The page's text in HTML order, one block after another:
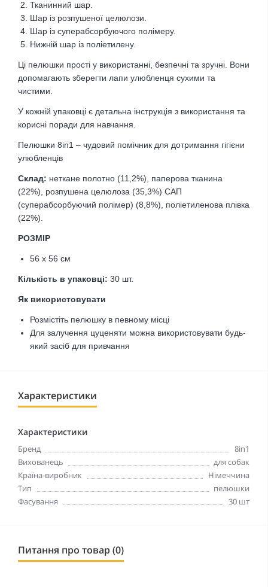
Тканинний шар.
Шар із розпушеної целюлози.
Шар із суперабсорбуючого полімеру.
Нижній шар із поліетилену.
Ці пелюшки прості у використанні, безпечні та зручні. Вони
допомагають зберегти лапи улюбленця сухими та
чистими.
У кожній упаковці є детальна інструкція з використання та
корисні поради для навчання.
Пелюшки 8in1 – чудовий помічник для дотримання гігієни
улюбленців
Склад: неткане полотно (11,2%), паперова тканина
(22%), розпушена целюлоза (35,3%) САП
(суперабсорбуючий полімер) (8,8%), поліетиленова плівка
(22%).
РОЗМІР
56 x 56 см
Кількість в упаковці: 30 шт.
Як використовувати
Розмістіть пелюшку в певному місці
Для залучення цуценяти можна використовувати будь-
який засіб для привчання
Характеристики
Характеристики
Бренд
8in1
Вихованець
для собак
Країна-виробник
Німеччина
Тип
пелюшки
Фасування
30 шт
Питання про товар (0)